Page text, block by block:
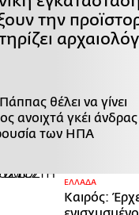
την
θέλει να γίνει
ανοιχτά γκέι άνδρας
των ΗΠΑ
ΕΛΛΑΔΑ
Καιρός: